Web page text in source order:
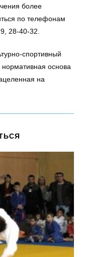
более
по телефонам
28-40-32.
спортивный
основа
на